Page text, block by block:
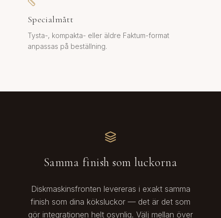
Specialmått
Tysta-, kompakta- eller äldre Faktum-format
anpassas på beställning.
Samma finish som luckorna
Diskmaskinsfronten levereras i exakt samma
finish som dina köksluckor — det är det som
gör integrationen helt osynlig. Välj mellan över